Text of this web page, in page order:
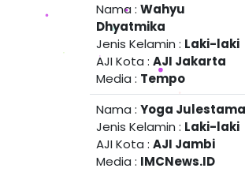
Nama : Wahyu
Dhyatmika
Jenis Kelamin : Laki-laki
AJI Kota : AJI Jakarta
Media : Tempo
Nama : Yoga Julestama
Jenis Kelamin : Laki-laki
AJI Kota : AJI Jambi
Media : IMCNews.ID